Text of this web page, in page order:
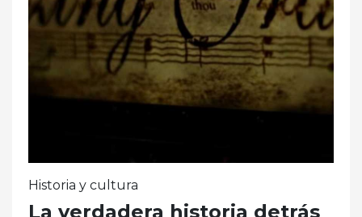
Historia y cultura
La verdadera historia detrás